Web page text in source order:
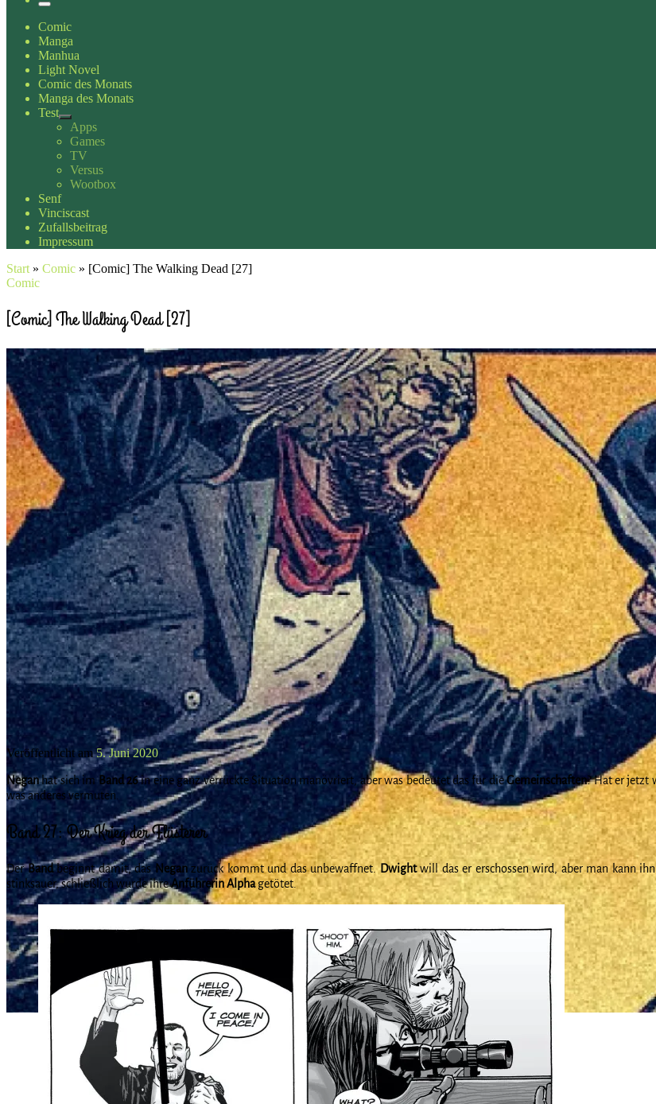
Menü
Comic
Manga
Manhua
Light Novel
Comic des Monats
Manga des Monats
Test
Apps
Games
TV
Versus
Wootbox
Senf
Vinciscast
Zufallsbeitrag
Impressum
Start » Comic » [Comic] The Walking Dead [27]
Comic
[Comic] The Walking Dead [27]
Veröffentlicht am5. Juni 2020
Neganhat sich im Band 26in eine ganz verrückte Situation manövriert, aber was bedeutet das für dieGemeinschaften? Hat er jetzt
was anderes vermuten.
Band 27: Der Krieg der Flüsterer
DerBandbeginnt damit, dasNeganzurück kommt und das unbewaffnet.Dwightwill das er erschossen wird, aber man kann
stinksauer, schließlich wurde ihreAnführerin Alphagetötet.